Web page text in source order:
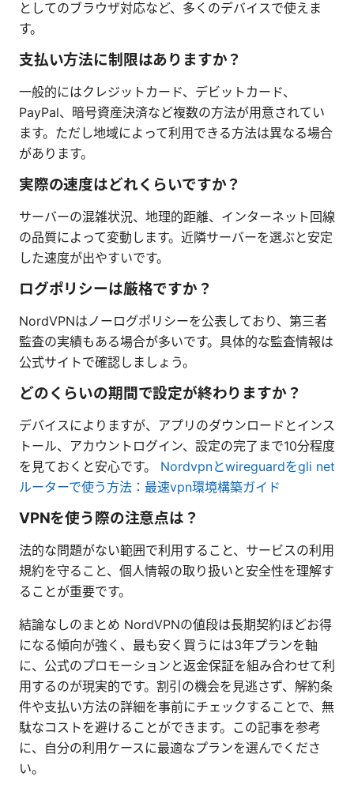
としてのブラウザ対応など、多くのデバイスで使えま
す。
支払い方法に制限はありますか？
一般的にはクレジットカード、デビットカード、
PayPal、暗号資産決済など複数の方法が用意されてい
ます。ただし地域によって利用できる方法は異なる場合
があります。
実際の速度はどれくらいですか？
サーバーの混雑状況、地理的距離、インターネット回線
の品質によって変動します。近隣サーバーを選ぶと安定
した速度が出やすいです。
ログポリシーは厳格ですか？
NordVPNはノーログポリシーを公表しており、第三者
監査の実績もある場合が多いです。具体的な監査情報は
公式サイトで確認しましょう。
どのくらいの期間で設定が終わりますか？
デバイスによりますが、アプリのダウンロードとインス
トール、アカウントログイン、設定の完了まで10分程度
を見ておくと安心です。 Nordvpnとwireguardをgli net
ルーターで使う方法：最速vpn環境構築ガイド
VPNを使う際の注意点は？
法的な問題がない範囲で利用すること、サービスの利用
規約を守ること、個人情報の取り扱いと安全性を理解す
ることが重要です。
結論なしのまとめ NordVPNの値段は長期契約ほどお得
になる傾向が強く、最も安く買うには3年プランを軸
に、公式のプロモーションと返金保証を組み合わせて利
用するのが現実的です。割引の機会を見逃さず、解約条
件や支払い方法の詳細を事前にチェックすることで、無
駄なコストを避けることができます。この記事を参考
に、自分の利用ケースに最適なプランを選んでくださ
い。